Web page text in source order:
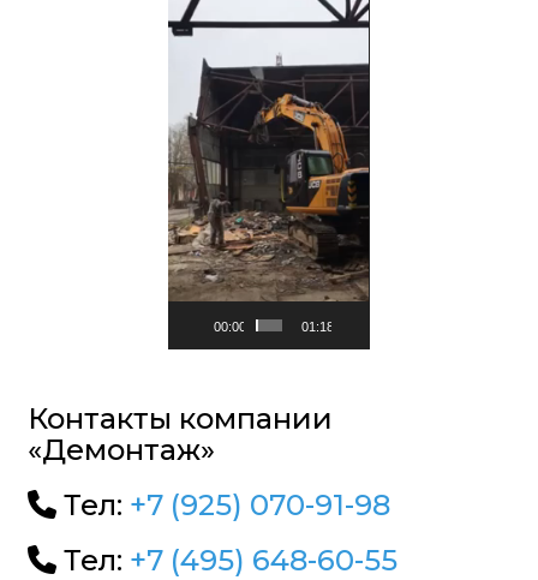
00:00 01:18
Контакты компании
«Демонтаж»
Тел: +7 (925) 070-91-98
Тел: +7 (495) 648-60-55